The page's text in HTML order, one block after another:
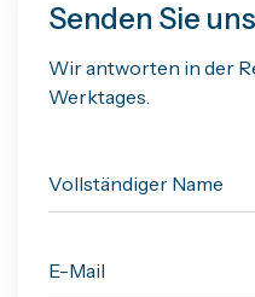
Senden Sie
Wir antworten in der
Werktages.